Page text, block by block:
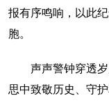
报有序鸣响，以此纪
胞。
声声警钟穿透
思中致敬历史、守护